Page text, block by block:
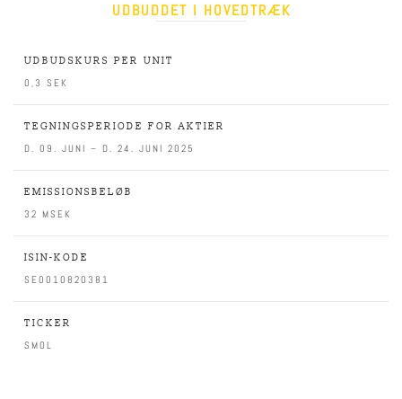
UDBUDDET I HOVEDTRÆK
UDBUDSKURS PER UNIT
0,3 SEK
TEGNINGSPERIODE FOR AKTIER
D. 09. JUNI – D. 24. JUNI 2025
EMISSIONSBELØB
32 MSEK
ISIN-KODE
SE0010820381
TICKER
SMOL